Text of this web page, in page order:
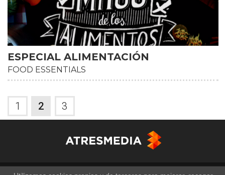
ESPECIAL ALIMENTACIÓN
FOOD ESSENTIALS
1 2 3
Copyright © Atresmedia Corporación de Medios de